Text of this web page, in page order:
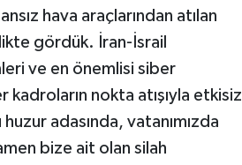
hava araçlarından atılan
gördük. İran-İsrail
ve en önemlisi siber
kadroların nokta atışıyla etkisiz
adasında, vatanımızda
bize ait olan silah